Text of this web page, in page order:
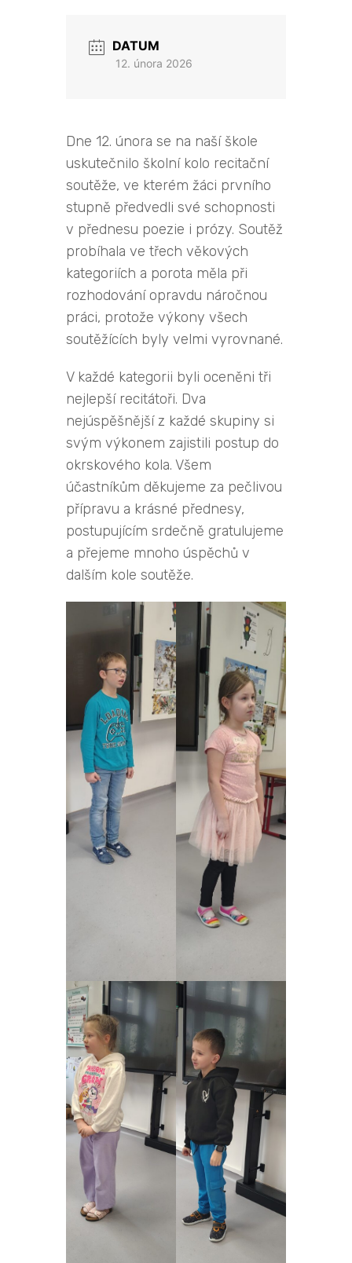
DATUM
12. února 2026
Dne 12. února se na naší škole
uskutečnilo školní kolo recitační
soutěže, ve kterém žáci prvního
stupně předvedli své schopnosti
v přednesu poezie i prózy. Soutěž
probíhala ve třech věkových
kategoriích a porota měla při
rozhodování opravdu náročnou
práci, protože výkony všech
soutěžících byly velmi vyrovnané.
V každé kategorii byli oceněni tři
nejlepší recitátoři. Dva
nejúspěšnější z každé skupiny si
svým výkonem zajistili postup do
okrskového kola. Všem
účastníkům děkujeme za pečlivou
přípravu a krásné přednesy,
postupujícím srdečně gratulujeme
a přejeme mnoho úspěchů v
dalším kole soutěže.